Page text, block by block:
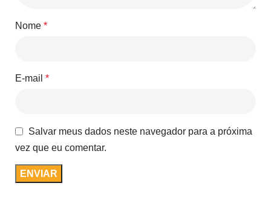
Nome *
E-mail *
Salvar meus dados neste navegador para a próxima
vez que eu comentar.